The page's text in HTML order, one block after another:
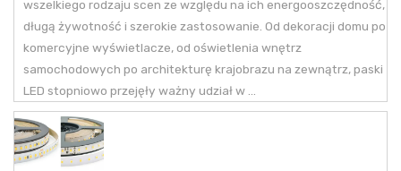
wszelkiego rodzaju scen ze względu na ich energooszczędność,
długą żywotność i szerokie zastosowanie. Od dekoracji domu po
komercyjne wyświetlacze, od oświetlenia wnętrz
samochodowych po architekturę krajobrazu na zewnątrz, paski
LED stopniowo przejęły ważny udział w ...